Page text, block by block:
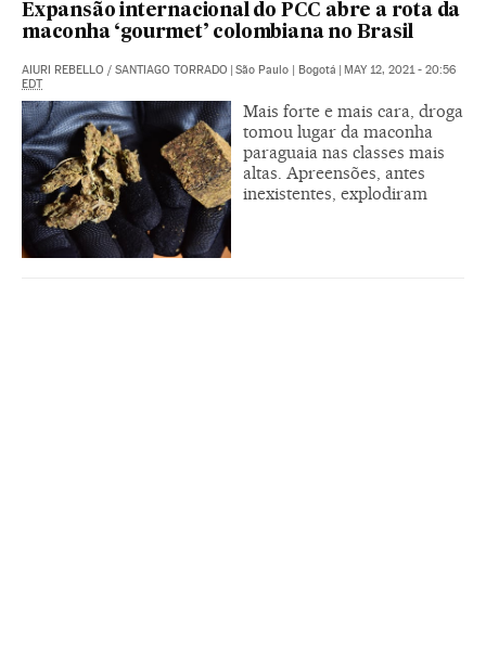
Expansão internacional do PCC abre a rota da
maconha ‘gourmet’ colombiana no Brasil
AIURI REBELLO / SANTIAGO TORRADO | São Paulo | Bogotá | MAY 12, 2021 - 20:56
EDT
Mais forte e mais cara, droga
tomou lugar da maconha
paraguaia nas classes mais
altas. Apreensões, antes
inexistentes, explodiram